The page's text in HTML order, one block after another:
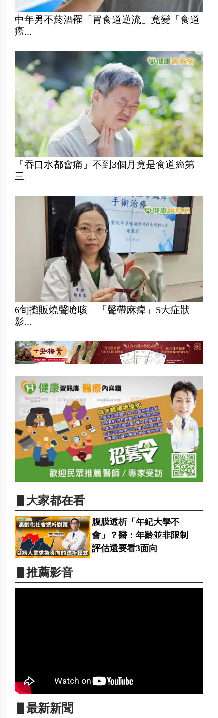
中年男不菸酒罹「胃食道逆流」竟變「食道
癌...
「吞口水都會痛」不到3個月竟是食道癌第
三...
6旬攤販燒聲嗆咳 「聲帶麻痺」5大症狀
影...
▋大家都在看
腹膜透析「年紀大學不
會」？醫：年齡並非限制
評估還要看3面向
▋推薦影音
▋最新新聞